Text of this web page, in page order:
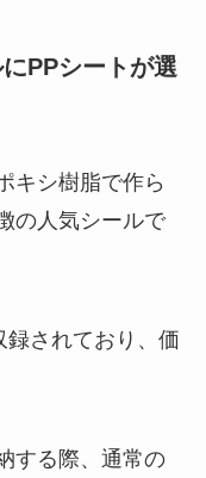
PPシートが選
キシ樹脂で作ら
の人気シールで
録されており、価
する際、通常の